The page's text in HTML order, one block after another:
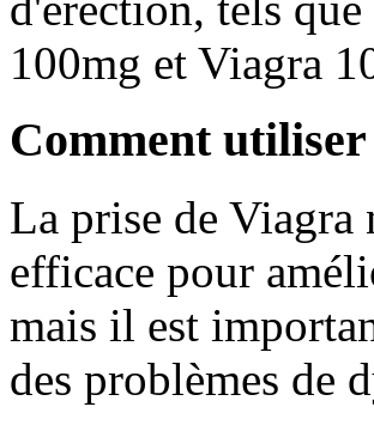
100mg et Viagra
Comment
La prise de Viagra
efficace pour
mais il est
des problèmes de